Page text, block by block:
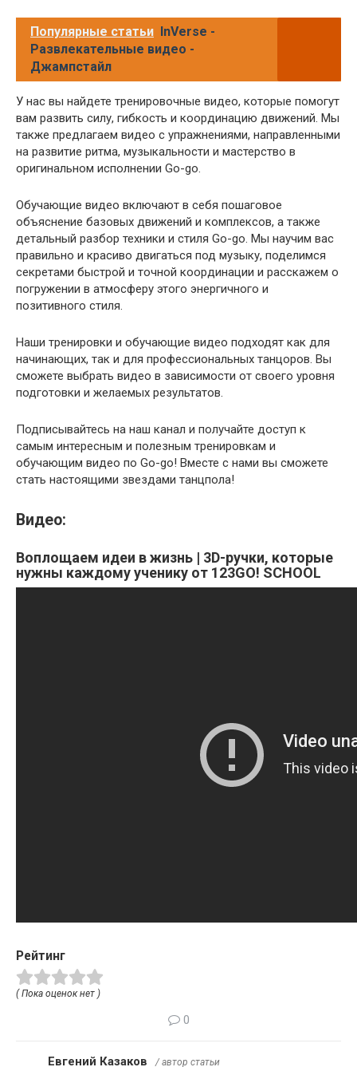
Популярные статьи
InVerse -
Развлекательные видео -
Джампстайл
У нас вы найдете тренировочные видео, которые помогут
вам развить силу, гибкость и координацию движений. Мы
также предлагаем видео с упражнениями, направленными
на развитие ритма, музыкальности и мастерство в
оригинальном исполнении Go-go.
Обучающие видео включают в себя пошаговое
объяснение базовых движений и комплексов, а также
детальный разбор техники и стиля Go-go. Мы научим вас
правильно и красиво двигаться под музыку, поделимся
секретами быстрой и точной координации и расскажем о
погружении в атмосферу этого энергичного и
позитивного стиля.
Наши тренировки и обучающие видео подходят как для
начинающих, так и для профессиональных танцоров. Вы
сможете выбрать видео в зависимости от своего уровня
подготовки и желаемых результатов.
Подписывайтесь на наш канал и получайте доступ к
самым интересным и полезным тренировкам и
обучающим видео по Go-go! Вместе с нами вы сможете
стать настоящими звездами танцпола!
Видео:
Воплощаем идеи в жизнь | 3D-ручки, которые
нужны каждому ученику от 123GO! SCHOOL
Рейтинг
( Пока оценок нет )
0
Евгений Казаков / автор статьи